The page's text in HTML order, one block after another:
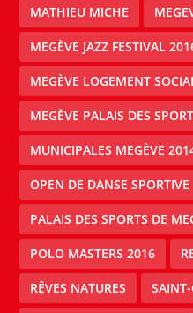
MATHIEU MICHE
MEGÈVE JAZZ FESTIVAL
MEGÈVE LOGEMENT
MEGÈVE PALAIS DES
MUNICIPALES MEGÈVE
OPEN DE DANSE SPORTIVE
PALAIS DES SPORTS DE
POLO MASTERS 2016
RÊVES NATURES SAINT-